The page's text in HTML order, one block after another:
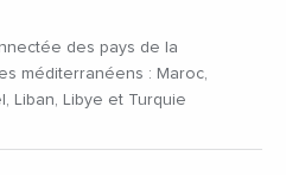
des pays de la
méditerranéens : Maroc,
Liban, Libye et Turquie